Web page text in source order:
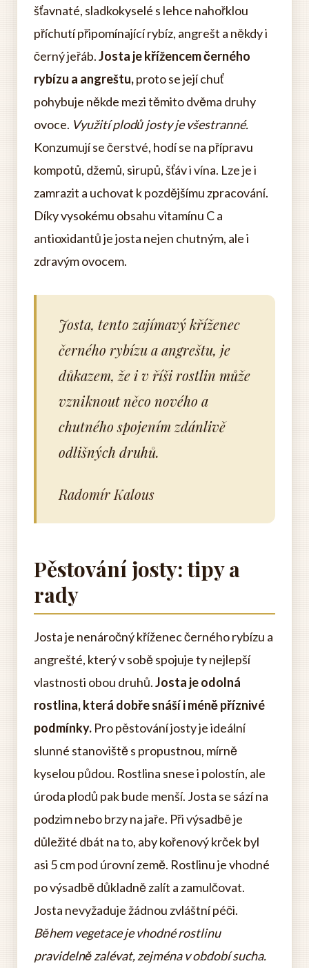
šťavnaté, sladkokyselé s lehce nahořklou
příchutí připomínající rybíz, angrešt a někdy i
černý jeřáb.Josta je křížencem černého
rybízu a angreštu,proto se její chuť
pohybuje někde mezi těmito dvěma druhy
ovoce. Využití plodů josty je všestranné.
Konzumují se čerstvé, hodí se na přípravu
kompotů, džemů, sirupů, šťáv i vína. Lze je i
zamrazit a uchovat k pozdějšímu zpracování.
Díky vysokému obsahu vitamínu C a
antioxidantů je josta nejen chutným, ale i
zdravým ovocem.
Josta, tento zajímavý kříženec
černého rybízu a angreštu, je
důkazem, že i v říši rostlin může
vzniknout něco nového a
chutného spojením zdánlivě
odlišných druhů.
Radomír Kalous
Pěstování josty: tipy a
rady
Josta je nenáročný kříženec černého rybízu a
angrešté, který v sobě spojuje ty nejlepší
vlastnosti obou druhů.Josta je odolná
rostlina, která dobře snáší i méně příznivé
podmínky. Pro pěstování josty je ideální
slunné stanoviště s propustnou, mírně
kyselou půdou. Rostlina snese i polostín, ale
úroda plodů pak bude menší. Josta se sází na
podzim nebo brzy na jaře. Při výsadbě je
důležité dbát na to, aby kořenový krček byl
asi 5 cm pod úrovní země. Rostlinu je vhodné
po výsadbě důkladně zalít a zamulčovat.
Josta nevyžaduje žádnou zvláštní péči.
Během vegetace je vhodné rostlinu
pravidelně zalévat, zejména v období sucha.